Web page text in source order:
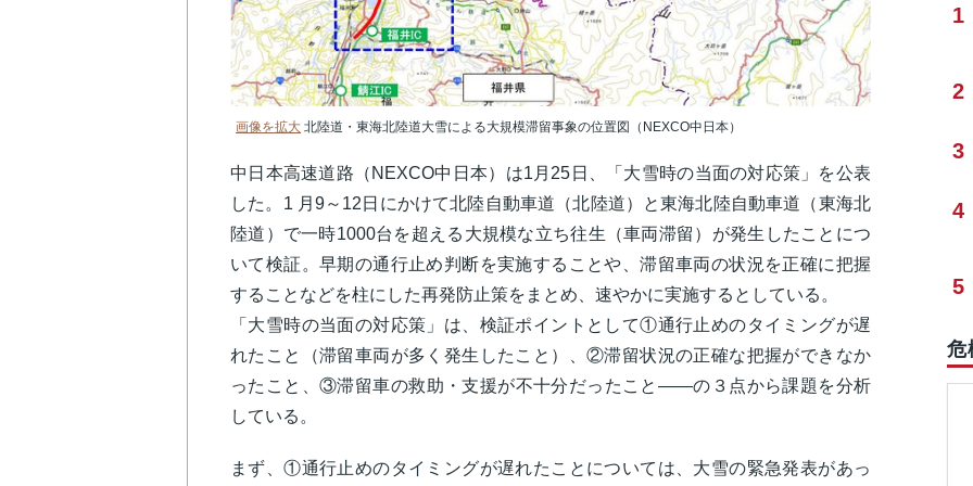
画像を拡大 北陸道・東海北陸道大雪による大規模滞留事象の位置図（NEXCO中日本）
中日本高速道路（NEXCO中日本）は1月25日、「大雪時の当面の対応策」を公表
した。1 月9～12日にかけて北陸自動車道（北陸道）と東海北陸自動車道（東海北
陸道）で一時1000台を超える大規模な立ち往生（車両滞留）が発生したことにつ
いて検証。早期の通行止め判断を実施することや、滞留車両の状況を正確に把握
することなどを柱にした再発防止策をまとめ、速やかに実施するとしている。
「大雪時の当面の対応策」は、検証ポイントとして①通行止めのタイミングが遅
れたこと（滞留車両が多く発生したこと）、②滞留状況の正確な把握ができなか
ったこと、③滞留車の救助・支援が不十分だったこと――の３点から課題を分析
している。
まず、①通行止めのタイミングが遅れたことについては、大雪の緊急発表があっ
1
2
3
4
5
危